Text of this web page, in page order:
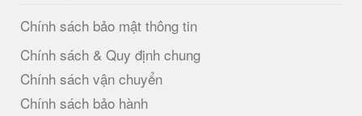
Chính sách bảo mật thông tin
Chính sách & Quy định chung
Chính sách vận chuyển
Chính sách bảo hành